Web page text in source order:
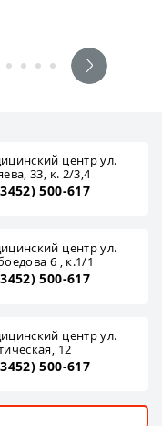
центр ул.
33, к. 2/3,4
500-617
центр ул.
6 , к.1/1
500-617
центр ул.
12
500-617